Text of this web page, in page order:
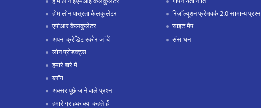
होम लोन पात्रता कैलकुलेटर
एपीआर कैलकुलेटर
अपना क्रेडिट स्कोर जांचें
लोन प्रोडक्ट्स
हमारे बारे में
ब्लॉग
अक्सर पूछे जाने वाले प्रश्न
हमारे ग्राहक क्या कहते हैं
रिज़ॉल्यूशन फ्रेमवर्क 2.0 सामान्य प्रश्न
साइट मैप
संसाधन